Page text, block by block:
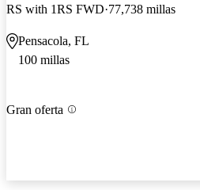
RS with 1RS FWD 77,738 millas
Pensacola, FL
100 millas
Gran oferta